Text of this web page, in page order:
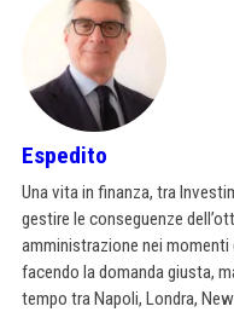
Espedito
Una vita in finanza, tra
gestire le conseguenze
amministrazione nei momenti
facendo la domanda giusta,
tempo tra Napoli, Londra,